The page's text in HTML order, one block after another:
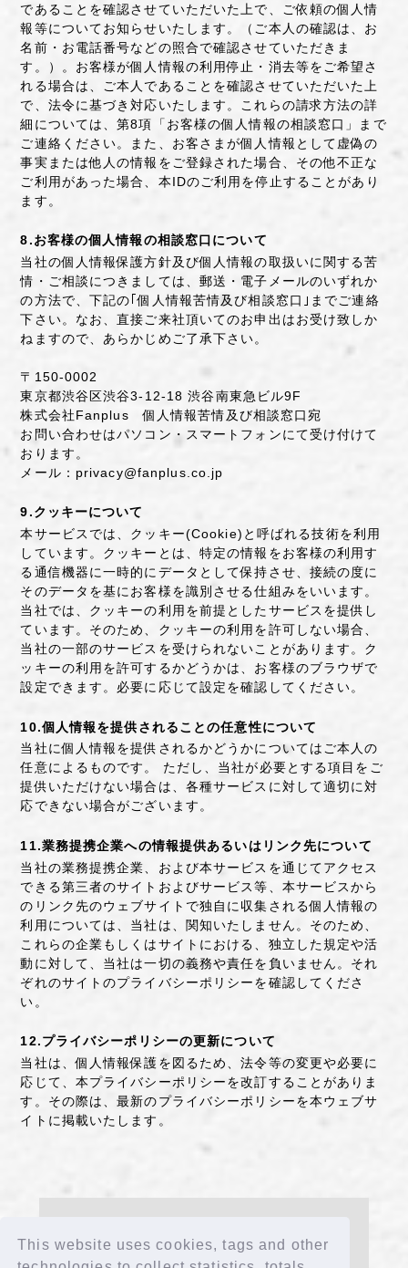
This website uses cookies, tags and other
であることを確認させていただいた上で、ご依頼の個人情
報等についてお知らせいたします。（ご本人の確認は、お
名前・お電話番号などの照合で確認させていただきま
す。）。お客様が個人情報の利用停止・消去等をご希望さ
れる場合は、ご本人であることを確認させていただいた上
で、法令に基づき対応いたします。これらの請求方法の詳
細については、第8項「お客様の個人情報の相談窓口」まで
ご連絡ください。また、お客さまが個人情報として虚偽の
事実または他人の情報をご登録された場合、その他不正な
ご利用があった場合、本IDのご利用を停止することがあり
ます。
8.お客様の個人情報の相談窓口について
当社の個人情報保護方針及び個人情報の取扱いに関する苦
情・ご相談につきましては、郵送・電子メールのいずれか
の方法で、下記の｢個人情報苦情及び相談窓口｣までご連絡
下さい。なお、直接ご来社頂いてのお申出はお受け致しか
ねますので、あらかじめご了承下さい。
〒150-0002
東京都渋谷区渋谷3-12-18 渋谷南東急ビル9F
株式会社Fanplus 個人情報苦情及び相談窓口宛
お問い合わせはパソコン・スマートフォンにて受け付けて
おります。
メール：privacy@fanplus.co.jp
9.クッキーについて
本サービスでは、クッキー(Cookie)と呼ばれる技術を利用
しています。クッキーとは、特定の情報をお客様の利用す
る通信機器に一時的にデータとして保持させ、接続の度に
そのデータを基にお客様を識別させる仕組みをいいます。
当社では、クッキーの利用を前提としたサービスを提供し
ています。そのため、クッキーの利用を許可しない場合、
当社の一部のサービスを受けられないことがあります。ク
ッキーの利用を許可するかどうかは、お客様のブラウザで
設定できます。必要に応じて設定を確認してください。
10.個人情報を提供されることの任意性について
当社に個人情報を提供されるかどうかについてはご本人の
任意によるものです。 ただし、当社が必要とする項目をご
提供いただけない場合は、各種サービスに対して適切に対
応できない場合がございます。
11.業務提携企業への情報提供あるいはリンク先について
当社の業務提携企業、および本サービスを通じてアクセス
できる第三者のサイトおよびサービス等、本サービスから
のリンク先のウェブサイトで独自に収集される個人情報の
利用については、当社は、関知いたしません。そのため、
これらの企業もしくはサイトにおける、独立した規定や活
動に対して、当社は一切の義務や責任を負いません。それ
ぞれのサイトのプライバシーポリシーを確認してくださ
い。
12.プライバシーポリシーの更新について
当社は、個人情報保護を図るため、法令等の変更や必要に
応じて、本プライバシーポリシーを改訂することがありま
す。その際は、最新のプライバシーポリシーを本ウェブサ
イトに掲載いたします。
If you see the privacy policy page, please click here to
agree.